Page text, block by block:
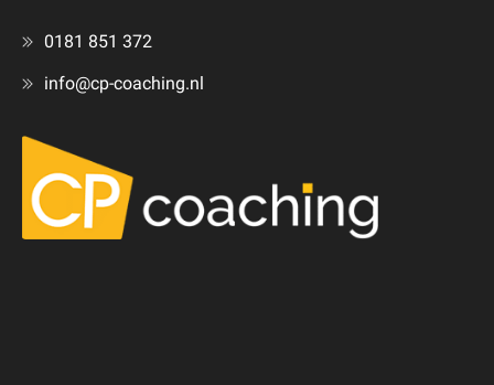
0181 851 372
info@cp-coaching.nl